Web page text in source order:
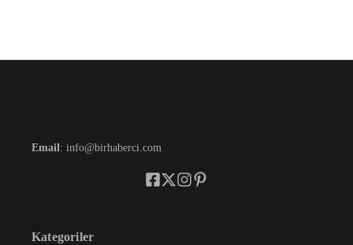
Email: info@birhaberci.com
Kategoriler